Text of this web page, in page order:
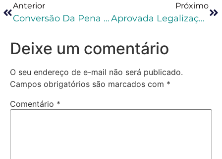
Anterior
Conversão Da Pena Restritiva Em Privativa De Liberdade Durante Unificação Na Execução
Próximo
Aprovada Legalização De Cultivo Para Uso Medicinal Da Cannabis
Deixe um comentário
O seu endereço de e-mail não será publicado.
Campos obrigatórios são marcados com *
Comentário *